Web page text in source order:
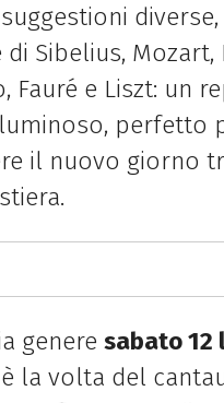
diverse,
di Sibelius, Mozart,
Fauré e Liszt: un
perfetto
il nuovo giorno
genere sabato 12
la volta del